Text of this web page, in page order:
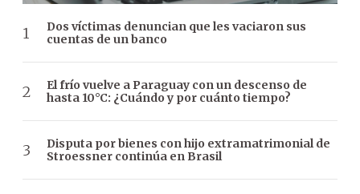
Dos víctimas denuncian que les vaciaron sus
cuentas de un banco
El frío vuelve a Paraguay con un descenso de
hasta 10°C: ¿Cuándo y por cuánto tiempo?
Disputa por bienes con hijo extramatrimonial de
Stroessner continúa en Brasil